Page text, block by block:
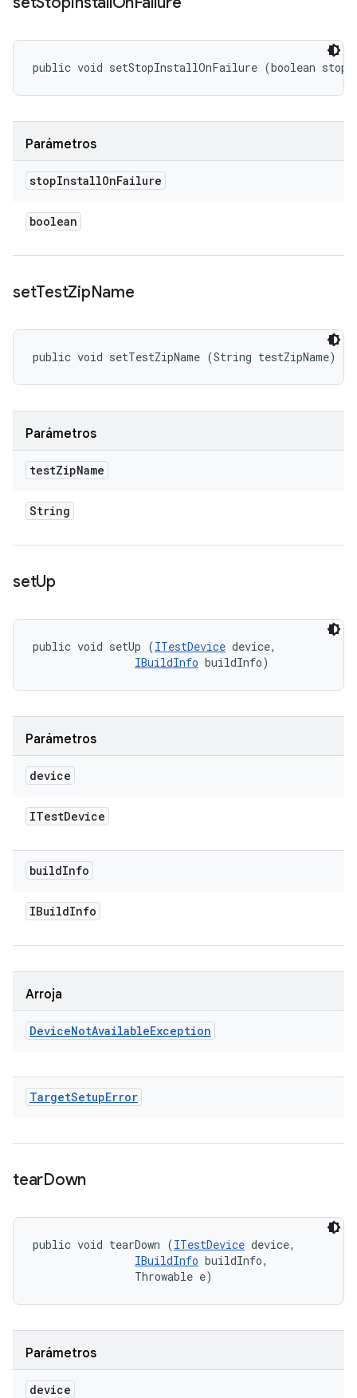
public void setStopInstallOnFailure (boolean
Parámetros
stopInstallOnFailure
boolean
setTestZipName
public void setTestZipName (String testZipName)
Parámetros
testZipName
String
setUp
public void setUp (ITestDevice device,
IBuildInfo buildInfo)
Parámetros
device
ITestDevice
buildInfo
IBuildInfo
Arroja
DeviceNotAvailableException
TargetSetupError
tearDown
public void tearDown (ITestDevice device,
IBuildInfo buildInfo,
                Throwable e)
Parámetros
device